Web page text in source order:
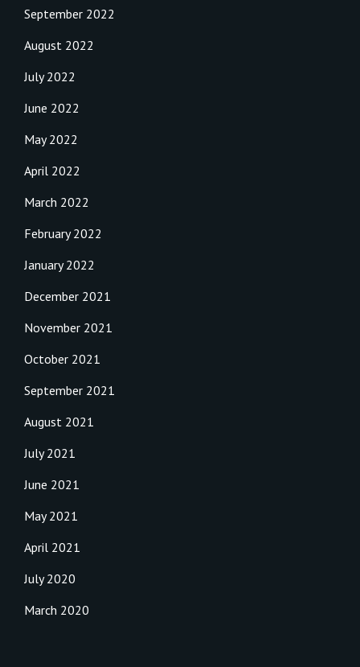
September 2022
August 2022
July 2022
June 2022
May 2022
April 2022
March 2022
February 2022
January 2022
December 2021
November 2021
October 2021
September 2021
August 2021
July 2021
June 2021
May 2021
April 2021
July 2020
March 2020